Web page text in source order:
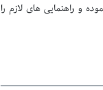
اطلاع رسانی داروها و سموم ۱۴۹۰ تماس برقرار نموده و راهنمایی های لازم را